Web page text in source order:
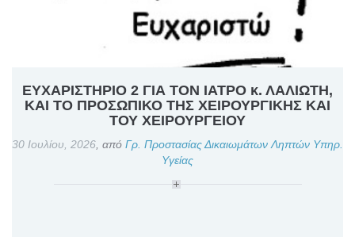
ΕΥΧΑΡΙΣΤΗΡΙΟ 2 ΓΙΑ ΤΟΝ ΙΑΤΡΟ κ. ΛΑΛΙΩΤΗ,
ΚΑΙ ΤΟ ΠΡΟΣΩΠΙΚΟ ΤΗΣ ΧΕΙΡΟΥΡΓΙΚΗΣ ΚΑΙ
ΤΟΥ ΧΕΙΡΟΥΡΓΕΙΟΥ
30 Ιουλίου, 2026 από Γρ. Προστασίας Δικαιωμάτων Ληπτών Υπηρ.
Υγείας